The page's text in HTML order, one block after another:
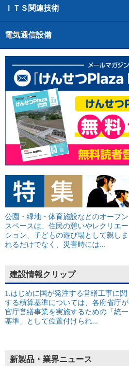
ＩＴＳ関連技術
電気通信設備
公園・緑地・体育施設などのオープン
スペースは、住民の憩いやレクリエー
ション、子どもの遊び場として親しま
れるだけでなく、災害時には...
建設情報クリップ
1.はじめに国が発注する営繕工事に関
する積算基準については、各府省庁が
官庁営繕事業を実施するための「統一
基準」として位置付けられ...
新製品・業界ニュース